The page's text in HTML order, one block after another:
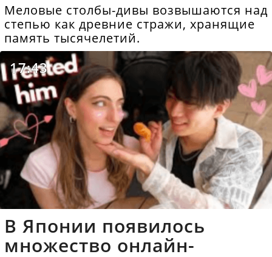
Меловые столбы-дивы возвышаются над
степью как древние стражи, хранящие
память тысячелетий.
17:43
В Японии появилось
множество онлайн-